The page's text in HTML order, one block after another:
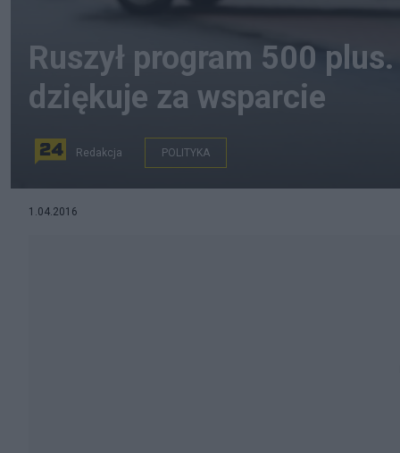
Ruszył program 500
dziękuje za wsparcie
Redakcja POLITYKA
1.04.2016